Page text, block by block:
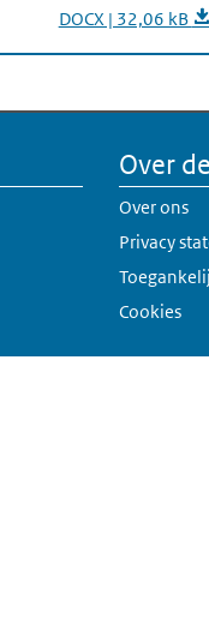
DOCX | 32,06 kB
Over
Over ons
Privacy
Cookies